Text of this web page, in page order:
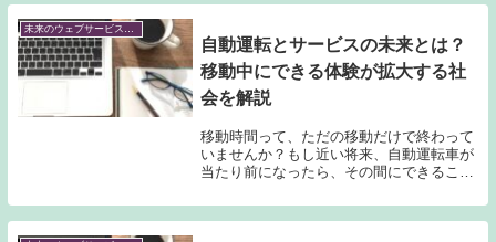
自動運転とサービスの未来とは？
移動中にできる体験が拡大する社
会を解説
移動時間って、ただの移動だけで終わって
いませんか？もし近い将来、自動運転車が
当たり前になったら、その間にできること
したり、カフェ気分を楽しんだり、今まで
の「ただの移動」が新しい体験に変わるか